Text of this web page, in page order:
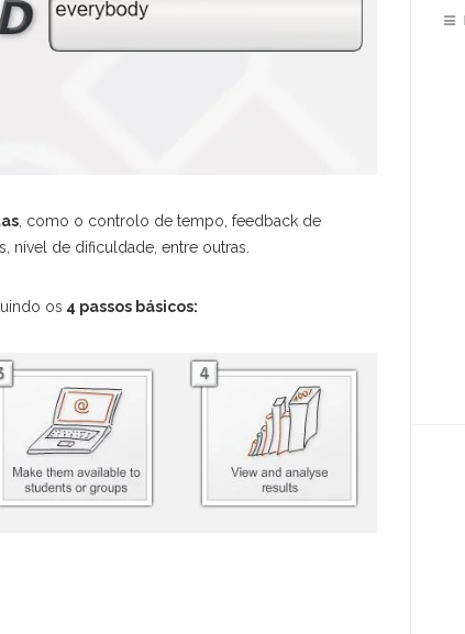
, como o controlo de tempo, feedback de
nível de dificuldade, entre outras.
os 4 passos básicos: